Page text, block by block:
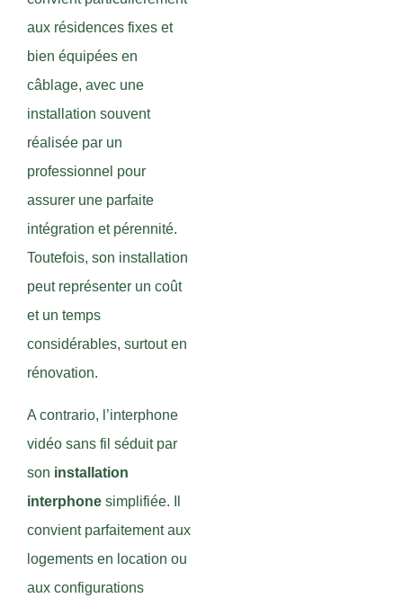
aux résidences fixes et
bien équipées en
câblage, avec une
installation souvent
réalisée par un
professionnel pour
assurer une parfaite
intégration et pérennité.
Toutefois, son installation
peut représenter un coût
et un temps
considérables, surtout en
rénovation.
A contrario, l’interphone
vidéo sans fil séduit par
son installation
interphone simplifiée. Il
convient parfaitement aux
logements en location ou
aux configurations